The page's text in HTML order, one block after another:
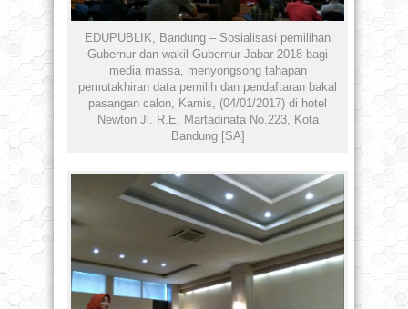
EDUPUBLIK, Bandung – Sosialisasi pemilihan
Gubernur dan wakil Gubernur Jabar 2018 bagi
media massa, menyongsong tahapan
pemutakhiran data pemilih dan pendaftaran bakal
pasangan calon, Kamis, (04/01/2017) di hotel
Newton Jl. R.E. Martadinata No.223, Kota
Bandung [SA]